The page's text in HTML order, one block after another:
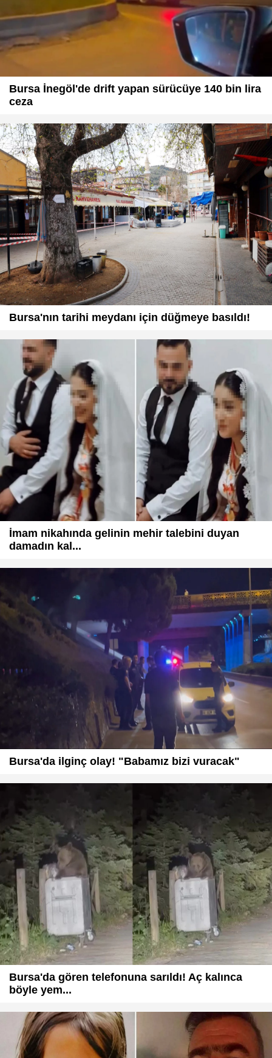
Bursa İnegöl'de drift yapan sürücüye 140 bin lira
ceza
Bursa'nın tarihi meydanı için düğmeye basıldı!
İmam nikahında gelinin mehir talebini duyan
damadın kal...
Bursa'da ilginç olay! "Babamız bizi vuracak"
Bursa'da gören telefonuna sarıldı! Aç kalınca
böyle yem...